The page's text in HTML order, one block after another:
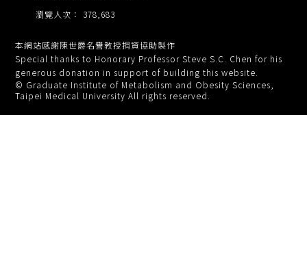
瀏覽人次： 378,683
本網站感謝陳世爵名譽教授捐資協助製作
Special thanks to Honorary Professor Steve S.C. Chen for his
generous donation in support of building this website.
© Graduate Institute of Metabolism and Obesity Sciences,
Taipei Medical University All rights reserved.